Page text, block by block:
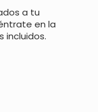
a tu
en la
incluidos.